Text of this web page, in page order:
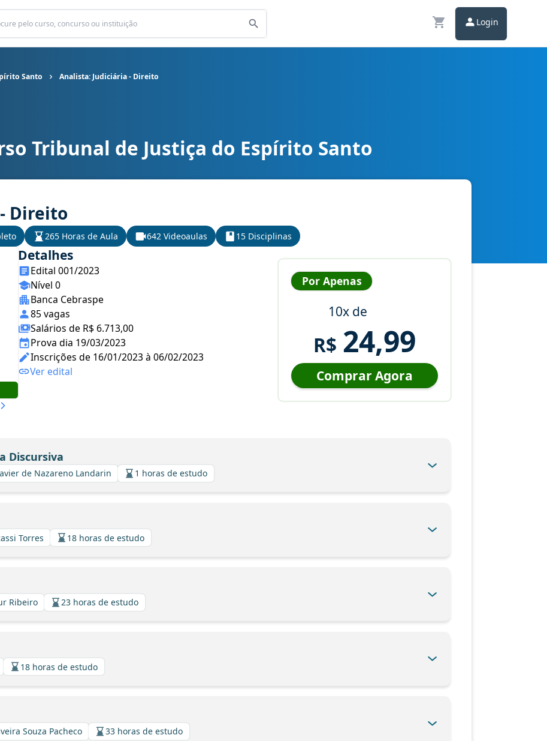
Login
Santo Analista: Judiciária - Direito
do Espírito Santo cargo Analista: Judiciária - Direito
Tribunal de Justiça do Espírito Santo
Direito
265 Horas de Aula 642 Videoaulas 15 Disciplinas
Detalhes
Edital 001/2023
Nível 0
Banca Cebraspe
85 vagas
Salários de R$ 6.713,00
Prova dia 19/03/2023
Inscrições de 16/01/2023 à 06/02/2023
Ver edital
Por Apenas
10x de
R$ 24,99
Comprar Agora
Discursiva
de Nazareno Landarin 1 horas de estudo
Torres 18 horas de estudo
Ribeiro 23 horas de estudo
18 horas de estudo
Souza Pacheco 33 horas de estudo